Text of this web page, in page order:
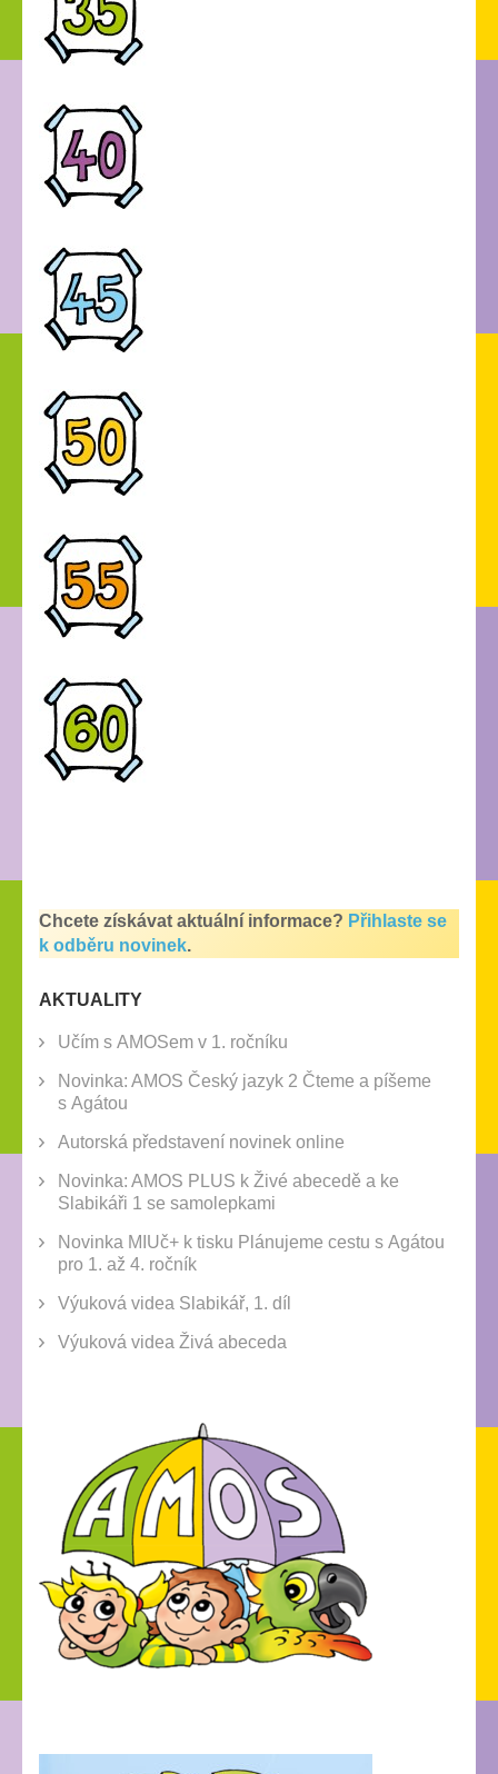
Chcete získávat aktuální informace? Přihlaste se
k odběru novinek.
AKTUALITY
Učím s AMOSem v 1. ročníku
Novinka: AMOS Český jazyk 2 Čteme a píšeme
s Agátou
Autorská představení novinek online
Novinka: AMOS PLUS k Živé abecedě a ke
Slabikáři 1 se samolepkami
Novinka MIUč+ k tisku Plánujeme cestu s Agátou
pro 1. až 4. ročník
Výuková videa Slabikář, 1. díl
Výuková videa Živá abeceda